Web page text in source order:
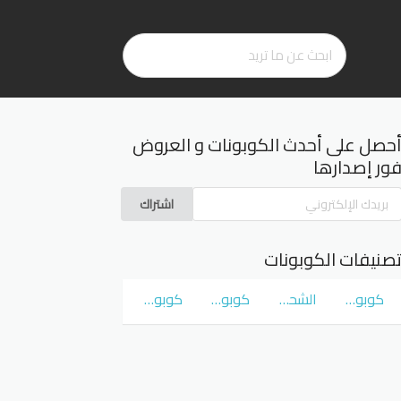
أحصل على أحدث الكوبونات و العروض
فور إصدارها
اشتراك
تصنيفات الكوبونات
كوبونات و عروض سوق كوم الشحن المجاني كوبونات و عروض نمشي Namshi كوبونات و عروض نون Noon